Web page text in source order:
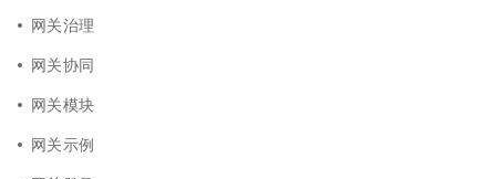
网关治理
网关协同
网关模块
网关示例